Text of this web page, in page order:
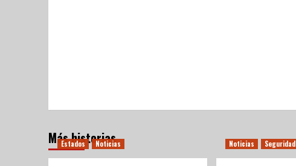
Más historias
Estados Noticias Noticias Seguridad